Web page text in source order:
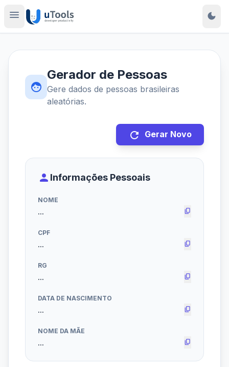
menu dark_mode
face
Gerador de Pessoas
Gere dados de pessoas brasileiras
aleatórias.
refresh Gerar Novo
person Informações Pessoais
NOME
content_copy
CPF
content_copy
RG
content_copy
DATA DE NASCIMENTO
content_copy
NOME DA MÃE
content_copy